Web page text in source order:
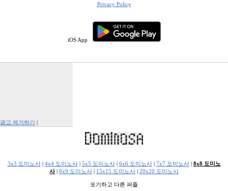
Privacy Policy
iOS App
광고 제거하기 |
3x3 도미노사| 4x4 도미노사| 5x5 도미노사| 6x6 도미노사| 7x7 도미노사| 8x8 도미노
사| 9x9 도미노사 | 15x15 도미노사 | 20x20 도미노사
포기하고 다른 퍼즐